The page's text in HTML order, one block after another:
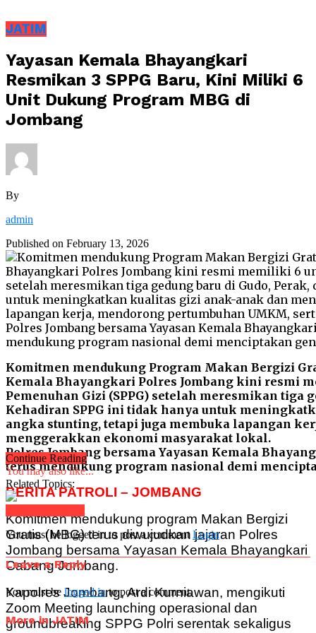
JATIM
Yayasan Kemala Bhayangkari
Resmikan 3 SPPG Baru, Kini Miliki 6
Unit Dukung Program MBG di
Jombang
By
admin
Published on February 13, 2026
Komitmen mendukung Program Makan Bergizi
Kemala Bhayangkari Polres Jombang kini resmi
Pemenuhan Gizi (SPPG) setelah meresmikan tiga
Kehadiran SPPG ini tidak hanya untuk
angka stunting, tetapi juga membuka lapangan
menggerakkan ekonomi masyarakat lokal.
Polres Jombang bersama Yayasan Kemala
terus mendukung program nasional demi
BERITA PATROLI – JOMBANG
Komitmen mendukung program Makan Bergizi
Gratis (MBG) terus diwujudkan jajaran Polres
Jombang bersama Yayasan Kemala Bhayangkari
Cabang Jombang.
Kapolres Jombang, Ardi Kurniawan, mengikuti
Zoom Meeting launching operasional dan
groundbreaking SPPG Polri serentak sekaligus
Continue Reading
You may also like...
Related Topics:
You must be logged in to post a commentLogin
Leave a Reply
You must belogged into post a comment.
More in JATIM